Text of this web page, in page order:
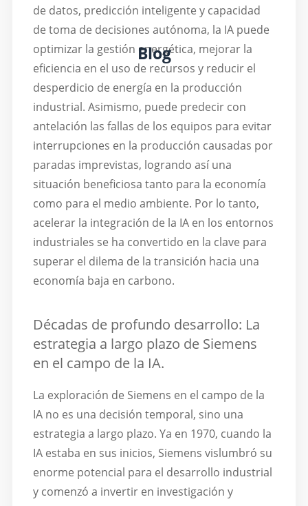
Blog
de datos, predicción inteligente y capacidad
de toma de decisiones autónoma, la IA puede
optimizar la gestión energética, mejorar la
eficiencia en el uso de recursos y reducir el
desperdicio de energía en la producción
industrial. Asimismo, puede predecir con
antelación las fallas de los equipos para evitar
interrupciones en la producción causadas por
paradas imprevistas, logrando así una
situación beneficiosa tanto para la economía
como para el medio ambiente. Por lo tanto,
acelerar la integración de la IA en los entornos
industriales se ha convertido en la clave para
superar el dilema de la transición hacia una
economía baja en carbono.
Décadas de profundo desarrollo: La
estrategia a largo plazo de Siemens
en el campo de la IA.
La exploración de Siemens en el campo de la
IA no es una decisión temporal, sino una
estrategia a largo plazo. Ya en 1970, cuando la
IA estaba en sus inicios, Siemens vislumbró su
enorme potencial para el desarrollo industrial
y comenzó a invertir en investigación y